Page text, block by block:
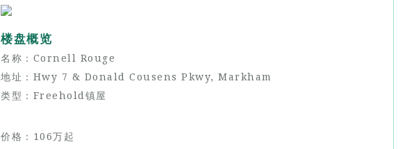
楼盘概览
名称：Cornell Rouge
地址：Hwy 7 & Donald Cousens Pkwy, Markham
类型：Freehold镇屋
价格：106万起